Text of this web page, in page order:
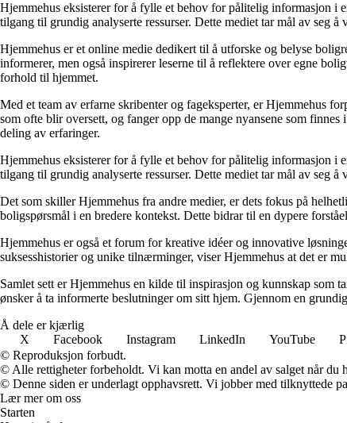
Hjemmehus eksisterer for å fylle et behov for pålitelig informasjon i
tilgang til grundig analyserte ressurser. Dette mediet tar mål av seg
Hjemmehus er et online medie dedikert til å utforske og belyse
informerer, men også inspirerer leserne til å reflektere over egne
forhold til hjemmet.
Med et team av erfarne skribenter og fageksperter, er Hjemmehus
som ofte blir oversett, og fanger opp de mange nyansene som
deling av erfaringer.
Hjemmehus eksisterer for å fylle et behov for pålitelig informasjon i
tilgang til grundig analyserte ressurser. Dette mediet tar mål av seg
Det som skiller Hjemmehus fra andre medier, er dets fokus på
boligspørsmål i en bredere kontekst. Dette bidrar til en dypere
Hjemmehus er også et forum for kreative idéer og innovative
suksesshistorier og unike tilnærminger, viser Hjemmehus at det er
Samlet sett er Hjemmehus en kilde til inspirasjon og kunnskap som
ønsker å ta informerte beslutninger om sitt hjem. Gjennom en
Å dele er kjærlig
X
Facebook Instagram LinkedIn YouTube
© Reproduksjon forbudt.
© Alle rettigheter forbeholdt. Vi kan motta en andel av salget når du
© Denne siden er underlagt opphavsrett. Vi jobber med tilknyttede
Lær mer om oss
Starten